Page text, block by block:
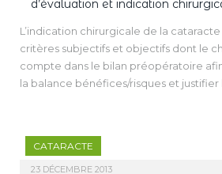
d’évaluation et indication
L’indication chirurgicale de la
critères subjectifs et objectifs dont le
compte dans le bilan préopératoire
la balance bénéfices/risques et justifier
lumineuse oculaire qui peut être utilisé
distinction entre un cristallin clair et
L’OQAS fournit par conséquent des
CATARACTE
23 DÉCEMBRE 2013